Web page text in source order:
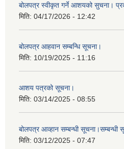
बोलपत्र स्वीकृत गर्ने आशयको सुचना।
मिति: 04/17/2026 - 12:42
बोलपत्र आहवान सम्बन्धि सूचना।
मिति: 10/19/2025 - 11:16
आशय पत्रको सूचना।
मिति: 03/14/2025 - 08:55
बोलपत्र आव्हान सम्बन्धी सूचना।सम्बन्धी
मिति: 03/12/2025 - 07:47